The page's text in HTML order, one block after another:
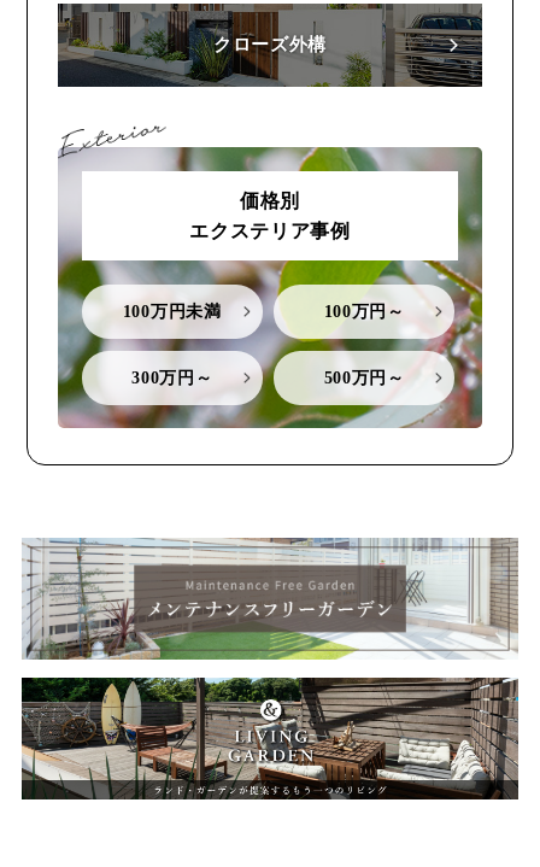
クローズ外構
価格別
エクステリア事例
100万円未満 100万円～
300万円～ 500万円～